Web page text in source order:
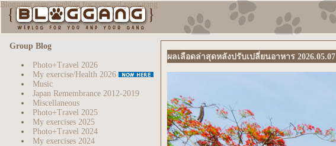
Bloggang.com : weblog for you and your gang
Group Blog
Photo+Travel 2026
My exercise/Health 2026
Music
Japan Remembrance 2012-2019
Miscellaneous
Photo+Travel 2025
My exercises 2025
Photo+Travel 2024
My exercises 2024
ผลเลือดล่าสุดหลังปรับเปลี่ยนอาหาร 2026.05.07